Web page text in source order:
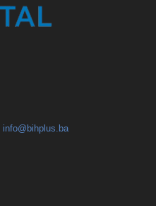
info@bihplus.ba